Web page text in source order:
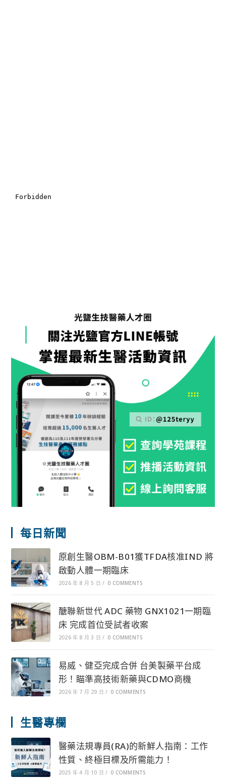
每日新聞
原創生醫OBM-B01獲TFDA核准IND 將
啟動人體一期臨床
2026 年 8 月 5 日 / 0 COMMENTS
醣聯新世代 ADC 藥物 GNX1021一期臨
床 完成首位受試者收案
2026 年 8 月 3 日 / 0 COMMENTS
易威、健亞完成合併 台美製藥平台成
形！瞄準高技術新藥與CDMO商機
2026 年 7 月 29 日 / 0 COMMENTS
生醫專欄
醫藥法規專員(RA)的新鮮人指南：工作
性質、終極目標及所需能力！
2025 年 4 月 10 日 / 0 COMMENTS